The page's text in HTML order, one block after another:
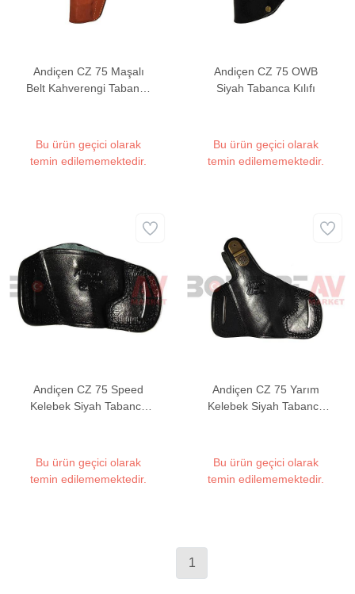
Andiçen CZ 75 Maşalı
Belt Kahverengi Tabanca
Bu ürün geçici olarak
temin edilememektedir.
Andiçen CZ 75 OWB
Siyah Tabanca Kılıfı
Bu ürün geçici olarak
temin edilememektedir.
Andiçen CZ 75 Speed
Kelebek Siyah Tabanca
Bu ürün geçici olarak
temin edilememektedir.
Andiçen CZ 75 Yarım
Kelebek Siyah Tabanca
Bu ürün geçici olarak
temin edilememektedir.
1